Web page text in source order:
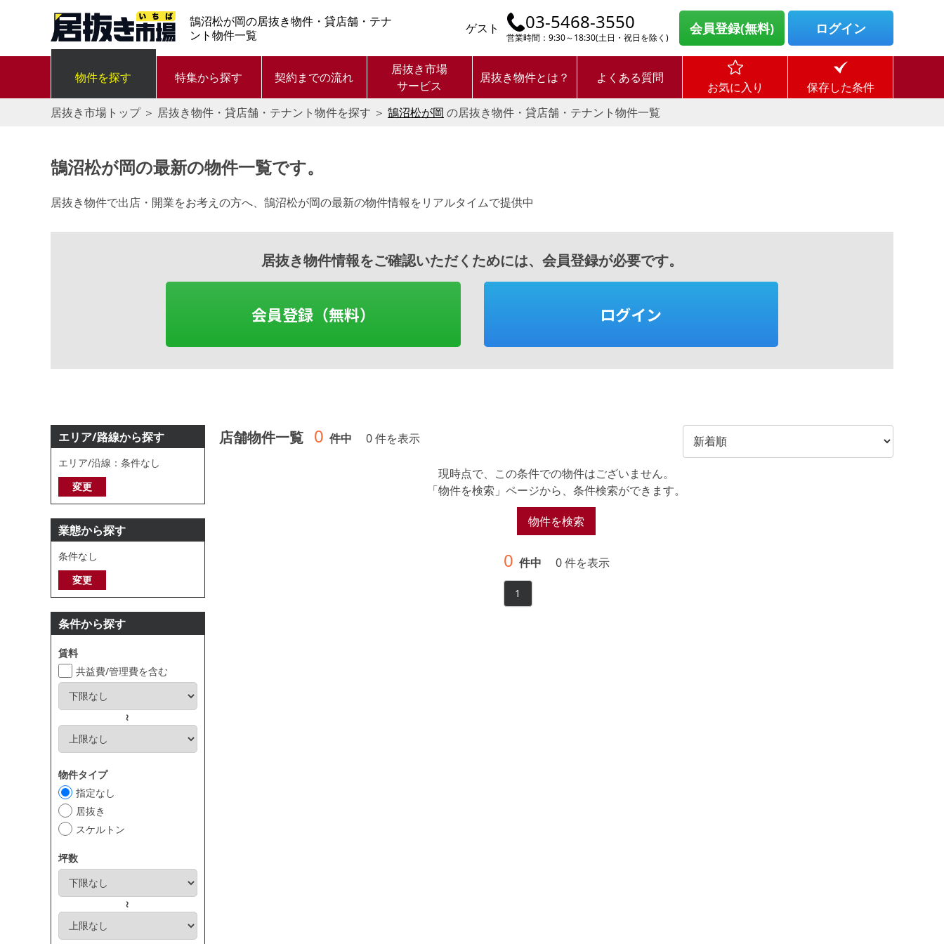
鵠沼松が岡の居抜き物件・貸店舗・テナ
ント物件一覧
ゲスト 03-5468-3550
営業時間：9:30～18:30(土日・祝日を除く)
会員登録(無料) ログイン
物件を探す 特集から探す 契約までの流れ
居抜き市場
サービス
居抜き物件とは？ よくある質問
お気に入り
保存した条件
居抜き市場トップ＞ 居抜き物件・貸店舗・テナント物件を探す ＞ 鵠沼松が岡 の居抜き物件・貸店舗・テナント物件一覧
鵠沼松が岡の最新の物件一覧です。
居抜き物件で出店・開業をお考えの方へ、鵠沼松が岡の最新の物件情報をリアルタイムで提供中
居抜き物件情報をご確認いただくためには、会員登録が必要です。
会員登録（無料） ログイン
エリア/路線から探す
エリア/沿線：条件なし
変更
業態から探す
条件なし
変更
条件から探す
賃料
共益費/管理費を含む
～
物件タイプ
指定なし
居抜き
スケルトン
坪数
～
店舗物件一覧 0 件中 0 件を表示
現時点で、この条件での物件はございません。
「物件を検索」ページから、条件検索ができます。
物件を検索
0 件中 0 件を表示
1